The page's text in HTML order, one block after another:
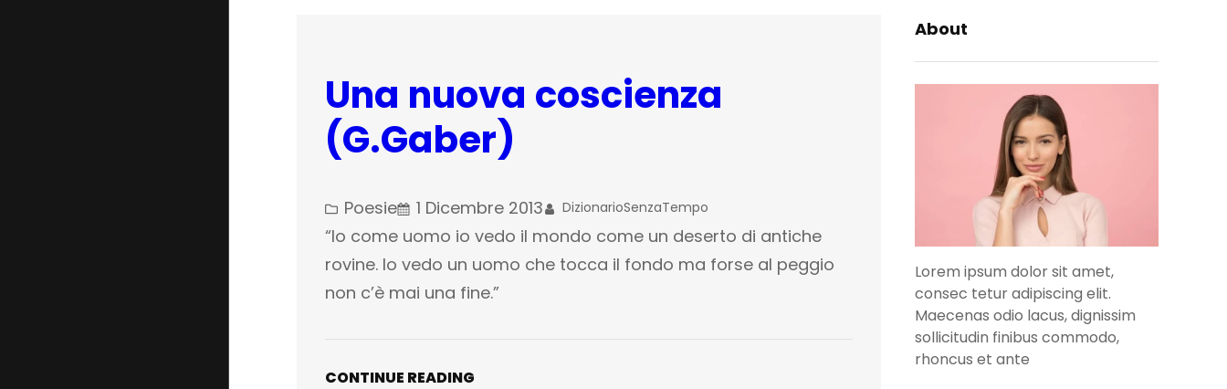
Una nuova coscienza
(G.Gaber)
Poesie 1 Dicembre 2013 DizionarioSenzaTempo
“Io come uomo io vedo il mondo come un deserto di antiche
rovine. Io vedo un uomo che tocca il fondo ma forse al peggio
non c’è mai una fine.”
CONTINUE READING
About
Lorem ipsum dolor sit amet,
consec tetur adipiscing elit.
Maecenas odio lacus, dignissim
sollicitudin finibus commodo,
rhoncus et ante